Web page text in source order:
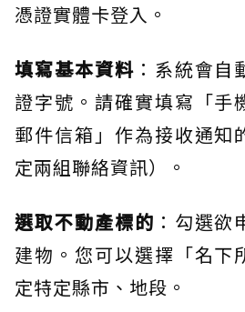
憑證實體卡登入。
填寫基本資料 ：系統會自
證字號。請確實填寫「手
郵件信箱」作為接收通知
定兩組聯絡資訊）。
選取不動產標的 ：勾選欲
建物。您可以選擇「名下
定特定縣市、地段。